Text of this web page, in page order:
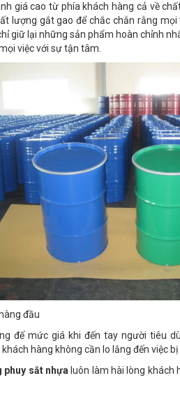
giá cao từ phía khách hàng cả về
lượng gắt gao để chắc chắn rằng
giữ lại những sản phẩm hoàn chỉnh
việc với sự tận tâm.
đầu
đế mức giá khi đến tay người tiêu
hàng không cần lo lắng đến việc
phuy sắt nhựa luôn làm hài lòng khách